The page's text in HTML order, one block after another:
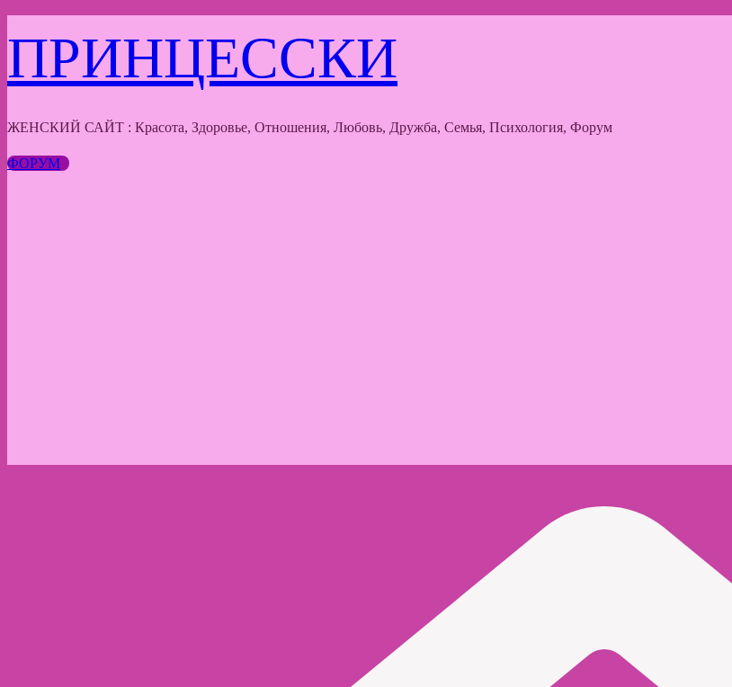
к
содержимому
ПРИНЦЕССКИ
ЖЕНСКИЙ САЙТ : Красота, Здоровье, Отношения, Любовь, Дружба, Семья, Психология, Форум
ФОРУМ